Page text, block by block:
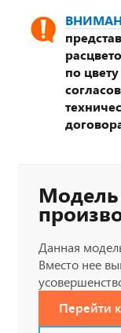
по
Модель
Данная
Вместо нее
Перейти